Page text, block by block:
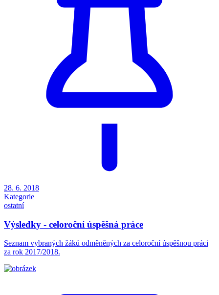
28. 6. 2018
Kategorie
ostatní
Výsledky - celoroční úspěšná práce
Seznam vybraných žáků odměněných za celoroční úspěšnou práci
za rok 2017/2018.